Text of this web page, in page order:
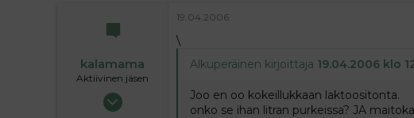
kalamama
Aktiivinen jäsen
17.02.2006
19.04.2006
\
Alkuperäinen kirjoittaja 19.04.2006 klo
Joo en oo kokeillukkaan laktoositonta.
onko se ihan litran purkeissa? JA